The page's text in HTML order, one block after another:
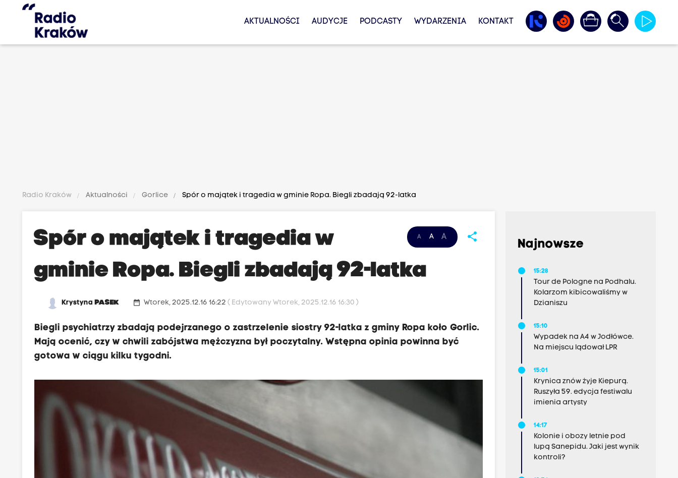
AKTUALNOŚCI AUDYCJE PODCASTY WYDARZENIA KONTAKT
Radio Kraków Aktualności Gorlice Spór o majątek i tragedia w gminie Ropa. Biegli zbadają 92-latka
A A A share
Spór o majątek i tragedia w
gminie Ropa. Biegli zbadają 92-latka
KrystynaPASEK date_range Wtorek, 2025.12.16 16:22( Edytowany Wtorek, 2025.12.16 16:30 )
Biegli psychiatrzy zbadają podejrzanego o zastrzelenie siostry 92-latka z gminy Ropa koło Gorlic.
Mają ocenić, czy w chwili zabójstwa mężczyzna był poczytalny. Wstępna opinia powinna być
gotowa w ciągu kilku tygodni.
Najnowsze
15:28
Tour de Pologne na Podhalu.
Kolarzom kibicowaliśmy w
Dzianiszu
15:10
Wypadek na A4 w Jodłówce.
Na miejscu lądował LPR
15:01
Krynica znów żyje Kiepurą.
Ruszyła 59. edycja festiwalu
imienia artysty
14:17
Kolonie i obozy letnie pod
lupą Sanepidu. Jaki jest wynik
kontroli?